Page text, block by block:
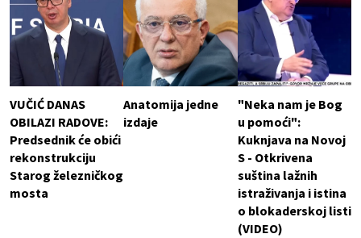
VUČIĆ DANAS
OBILAZI RADOVE:
Predsednik će obići
rekonstrukciju
Starog železničkog
mosta
Anatomija jedne
izdaje
"Neka nam je Bog
u pomoći":
Kuknjava na Novoj
S - Otkrivena
suština lažnih
istraživanja i istina
o blokaderskoj listi
(VIDEO)